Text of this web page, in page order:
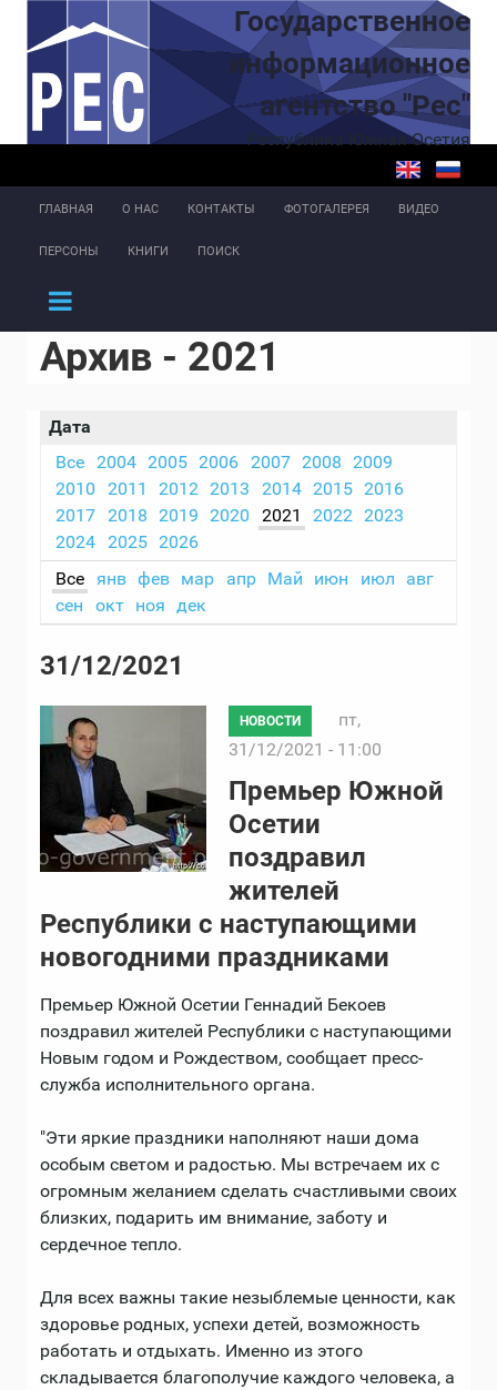
Перейти к основному содержаниюГосударственное
информационное
агентство "Рес"
Республика Южная Осетия
ГЛАВНАЯ О НАС КОНТАКТЫ ФОТОГАЛЕРЕЯ ВИДЕО
ПЕРСОНЫ КНИГИ ПОИСК
Архив - 2021
Дата
Все
2004 2005 2006 2007 2008
2009
2010
2011 2012 2013 2014 2015 2016
2017
2018 2019 2020 2021 2022 2023
2024
2025
2026
Все янв фев мар апр Май июн июл
авг
сен
окт ноя дек
31/12/2021
НОВОСТИ
пт,
31/12/2021 - 11:00
Премьер Южной
Осетии
поздравил
жителей
Республики с наступающими
новогодними праздниками
Премьер Южной Осетии Геннадий Бекоев
поздравил жителей Республики с наступающими
Новым годом и Рождеством, сообщает пресс-
служба исполнительного органа.
"Эти яркие праздники наполняют наши дома
особым светом и радостью. Мы встречаем их с
огромным желанием сделать счастливыми своих
близких, подарить им внимание, заботу и
сердечное тепло.
Для всех важны такие незыблемые ценности, как
здоровье родных, успехи детей, возможность
работать и отдыхать. Именно из этого
складывается благополучие каждого человека, а